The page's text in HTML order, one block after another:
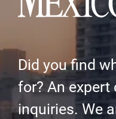
Did you find
for? An expert
inquiries. We